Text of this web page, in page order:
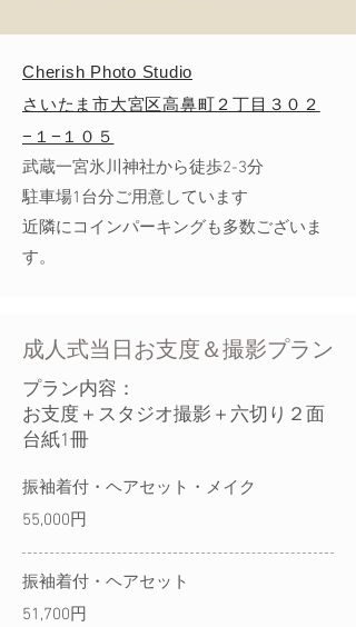
​Cherish Photo Studio
​さいたま市大宮区高鼻町２丁目３０２
−１−１０５
武蔵一宮氷川神社から徒歩2-3分
​駐車場1台分ご用意しています
近隣にコインパーキングも多数ございま
す。
​成人式当日お支度＆撮影プラン
​プラン内容：
お支度＋スタジオ撮影＋六切り２面
台紙1冊
振袖着付・ヘアセット・メイク
55,000円
振袖着付・ヘアセット
51,700円